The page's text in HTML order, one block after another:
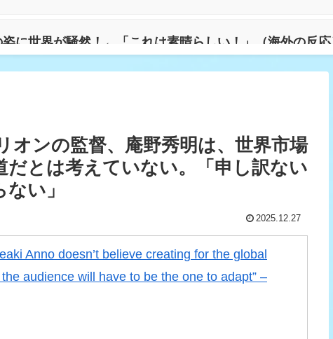
に世界が騒然！←「これは素晴らしい！」（海外の反応
のか！」韓国サッカー協会による国際試合の審判買収
Galaxyのショーに1日だけ行けるとしたら、どっちを
なかった…」 日本を知ってしまったディズニー信者、帰
オンの監督、庵野秀明は、世界市場
とは考えていない。「申し訳ない
い」
2025.12.27
Anno doesn’t believe creating for the global
audience will have to be the one to adapt” –